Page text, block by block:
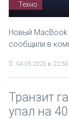
Техно
Новый MacBook
сообщили в
04.05.2020 в 22:50
Транзит
упал на